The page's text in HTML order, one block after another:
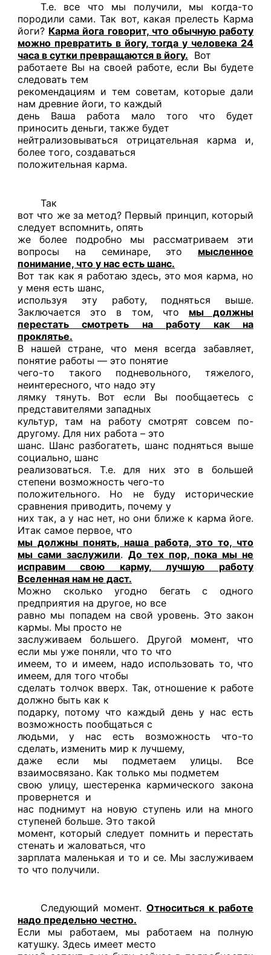
Т.е. все что мы получили, мы когда-то
породили сами. Так вот, какая прелесть Карма
йоги? Карма йога говорит, что обычную работу
можно превратить в йогу, тогда у человека 24
часа в сутки превращаются в йогу. Вот
работаете Вы на своей работе, если Вы будете
следовать тем
рекомендациям и тем советам, которые дали
нам древние йоги, то каждый
день Ваша работа мало того что будет
приносить деньги, также будет
нейтрализовываться отрицательная карма и,
более того, создаваться
положительная карма.
Так
вот что же за метод? Первый принцип, который
следует вспомнить, опять
же более подробно мы рассматриваем эти
вопросы на семинаре, это мысленное
понимание, что у нас есть шанс.
Вот так как я работаю здесь, это моя карма, но
у меня есть шанс,
используя эту работу, подняться выше.
Заключается это в том, что мы должны
перестать смотреть на работу как на
проклятье.
В нашей стране, что меня всегда забавляет,
понятие работы — это понятие
чего-то такого подневольного, тяжелого,
неинтересного, что надо эту
лямку тянуть. Вот если Вы пообщаетесь с
представителями западных
культур, там на работу смотрят совсем по-
другому. Для них работа – это
шанс. Шанс разбогатеть, шанс подняться выше
социально, шанс
реализоваться. Т.е. для них это в большей
степени возможность чего-то
положительного. Но не буду исторические
сравнения приводить, почему у
них так, а у нас нет, но они ближе к карма йоге.
Итак самое первое, что
мы должны понять, наша работа, это то, что
мы сами заслужили.До тех пор, пока мы не
исправим свою карму, лучшую работу
Вселенная нам не даст.
Можно сколько угодно бегать с одного
предприятия на другое, но все
равно мы попадем на свой уровень. Это закон
кармы. Мы просто не
заслуживаем большего. Другой момент, что
если мы уже поняли, что то что
имеем, то и имеем, надо использовать то, что
имеем, для того чтобы
сделать толчок вверх. Так, отношение к работе
должно быть как к
подарку, потому что каждый день у нас есть
возможность пообщаться с
людьми, у нас есть возможность что-то
сделать, изменить мир к лучшему,
даже если мы подметаем улицы. Все
взаимосвязано. Как только мы подметем
свою улицу, шестеренка кармического закона
провернется и
нас поднимут на новую ступень или на много
ступеней больше. Это такой
момент, который следует помнить и перестать
стенать и жаловаться, что
зарплата маленькая и то и се. Мы заслуживаем
то что получили.
Следующий момент. Относиться к работе
надо предельно честно.
Если мы работаем, мы работаем на полную
катушку. Здесь имеет место